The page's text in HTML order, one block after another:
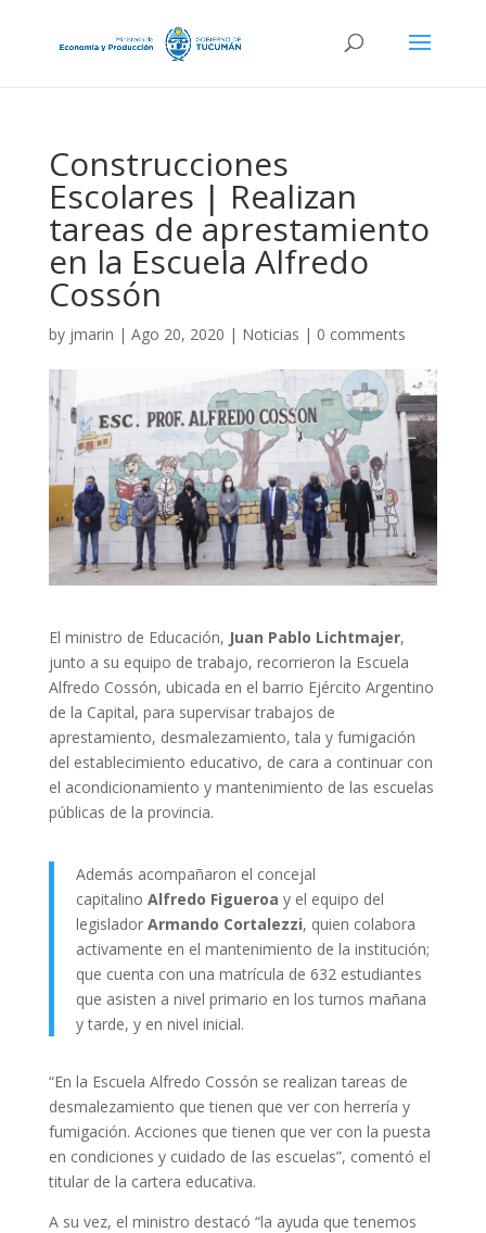
Construcciones
Escolares | Realizan
tareas de aprestamiento
en la Escuela Alfredo
Cossón
by jmarin | Ago 20, 2020 | Noticias | 0 comments
El ministro de Educación, Juan Pablo Lichtmajer,
junto a su equipo de trabajo, recorrieron la Escuela
Alfredo Cossón, ubicada en el barrio Ejército Argentino
de la Capital, para supervisar trabajos de
aprestamiento, desmalezamiento, tala y fumigación
del establecimiento educativo, de cara a continuar con
el acondicionamiento y mantenimiento de las escuelas
públicas de la provincia.
Además acompañaron el concejal
capitalino Alfredo Figueroa y el equipo del
legislador Armando Cortalezzi, quien colabora
activamente en el mantenimiento de la institución;
que cuenta con una matrícula de 632 estudiantes
que asisten a nivel primario en los turnos mañana
y tarde, y en nivel inicial.
“En la Escuela Alfredo Cossón se realizan tareas de
desmalezamiento que tienen que ver con herrería y
fumigación. Acciones que tienen que ver con la puesta
en condiciones y cuidado de las escuelas”, comentó el
titular de la cartera educativa.
A su vez, el ministro destacó “la ayuda que tenemos